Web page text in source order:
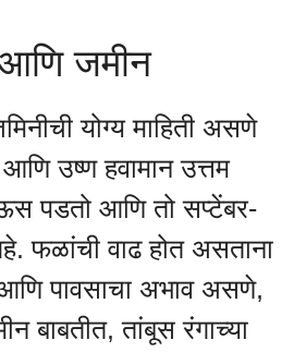
आणि जमीन
योग्य माहिती असणे
उष्ण हवामान उत्तम
पडतो आणि तो सप्टेंबर-
फळांची वाढ होत असताना
पावसाचा अभाव असणे,
बाबतीत, तांबूस रंगाच्या